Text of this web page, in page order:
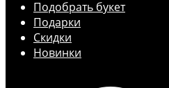
Подобрать букет
Подарки
Скидки
Новинки